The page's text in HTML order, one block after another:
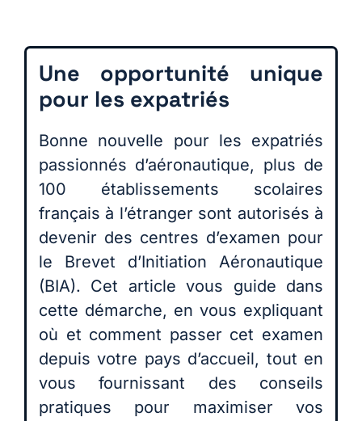
Une opportunité unique
pour les expatriés
Bonne nouvelle pour les expatriés
passionnés d’aéronautique, plus de
100 établissements scolaires
français à l’étranger sont autorisés à
devenir des centres d’examen pour
le Brevet d’Initiation Aéronautique
(BIA). Cet article vous guide dans
cette démarche, en vous expliquant
où et comment passer cet examen
depuis votre pays d’accueil, tout en
vous fournissant des conseils
pratiques pour maximiser vos